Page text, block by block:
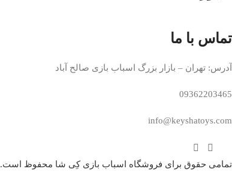
تماس با ما
آدرس: تهران – بازار بزرگ اسباب بازی صالح آباد
09362203465
info@keyshatoys.com
تمامی حقوق برای فروشگاه اسباب بازی کِی شا محفوظ است.